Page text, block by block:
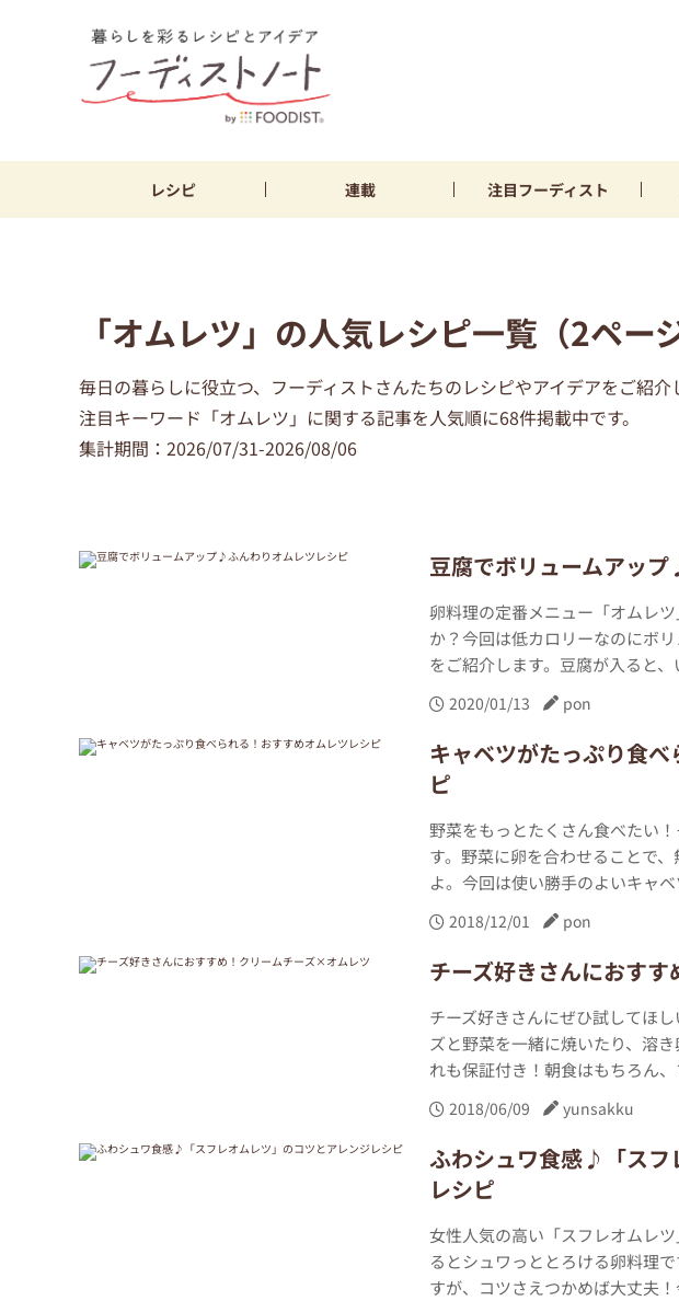
レシピ 連載 注目フーディスト
「オムレツ」の人気レシピ一覧（2ペー
毎日の暮らしに役立つ、フーディストさんたちのレシピやアイデアをご紹介
注目キーワード「オムレツ」に関する記事を人気順に68件掲載中です。
集計期間：2026/07/31-2026/08/06
豆腐でボリュームアッ
卵料理の定番メニュー「オムレ
か？今回は低カロリーなのにボ
をご紹介します。豆腐が入ると
2020/01/13 pon
キャベツがたっぷり食
ピ
野菜をもっとたくさん食べたい
す。野菜に卵を合わせることで
よ。今回は使い勝手のよいキャ
2018/12/01 pon
チーズ好きさんにおす
チーズ好きさんにぜひ試してほ
ズと野菜を一緒に焼いたり、溶
れも保証付き！朝食はもちろん
2018/06/09 yunsakku
ふわシュワ食感♪「スフ
レシピ
女性人気の高い「スフレオムレ
るとシュワっととろける卵料理
すが、コツさえつかめば大丈夫